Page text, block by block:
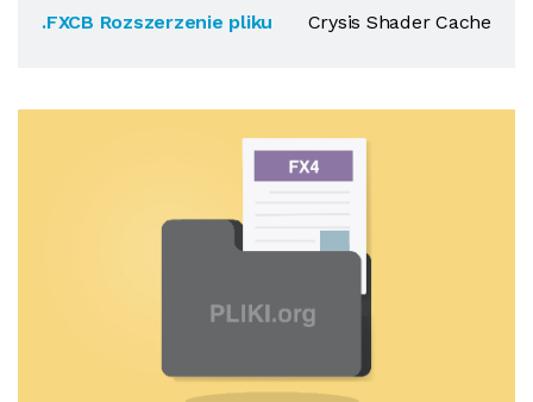
.FXCB Rozszerzenie pliku
Crysis Shader Cache